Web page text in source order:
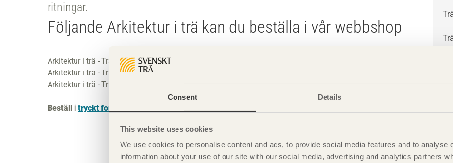
Consent Details
This website uses cookies
We use cookies to personalise content and ads, to provide social media features and to analyse
information about your use of our site with our social media, advertising and analytics partners
ritningar.
Följande Arkitektur i trä kan du beställa i vår webbshop
Arkitektur i trä - Träpriset 2020 svensk/engelsk
Arkitektur i trä - Träpriset 2012 engelsk
Arkitektur i trä - Träpriset 2004 svensk
Beställ i tryckt format här